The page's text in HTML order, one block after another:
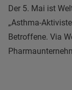
Der 5. Mai ist
„Asthma-
Betroffene. Via